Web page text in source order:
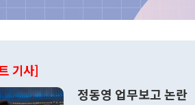
기사]
정동영 업무보고 논란